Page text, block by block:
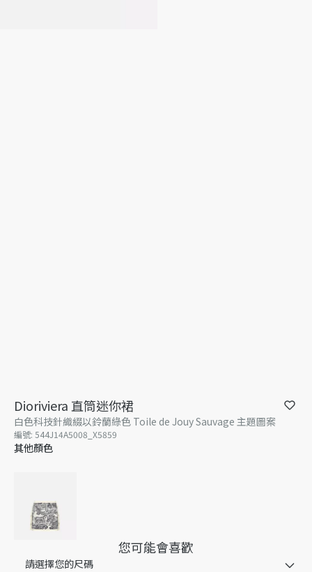
Dioriviera 直筒迷你裙
白色科技針織綴以鈴蘭綠色 Toile de Jouy Sauvage 主題圖案
編號: 544J14A5008_X5859
其他顏色
請選擇您的尺碼
您可能會喜歡